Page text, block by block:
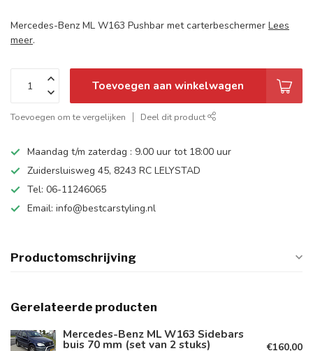
Mercedes-Benz ML W163 Pushbar met carterbeschermer Lees
meer.
Toevoegen aan winkelwagen
Toevoegen om te vergelijken Deel dit product
Maandag t/m zaterdag : 9.00 uur tot 18:00 uur
Zuidersluisweg 45, 8243 RC LELYSTAD
Tel: 06-11246065
Email: info@bestcarstyling.nl
Productomschrijving
Gerelateerde producten
Mercedes-Benz ML W163 Sidebars
buis 70 mm (set van 2 stuks) €160,00